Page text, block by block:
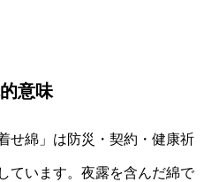
意味
せ綿」は防災・契約・健康祈
ています。夜露を含んだ綿で